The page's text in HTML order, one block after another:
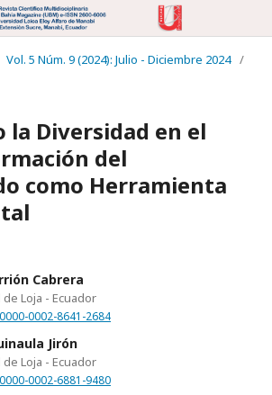
Vol. 5 Núm. 9 (2024): Julio - Diciembre 2024 /
la Diversidad en el
del
como Herramienta
Cabrera
Loja - Ecuador
0002-8641-2684
Jirón
Loja - Ecuador
0002-6881-9480